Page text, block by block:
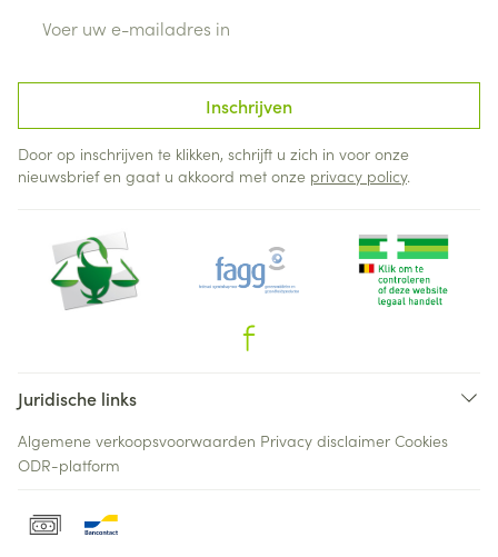
Inschrijven
Door op inschrijven te klikken, schrijft u zich in voor onze
nieuwsbrief en gaat u akkoord met onze privacy policy.
Juridische links
Algemene verkoopsvoorwaarden Privacy disclaimer Cookies
ODR-platform